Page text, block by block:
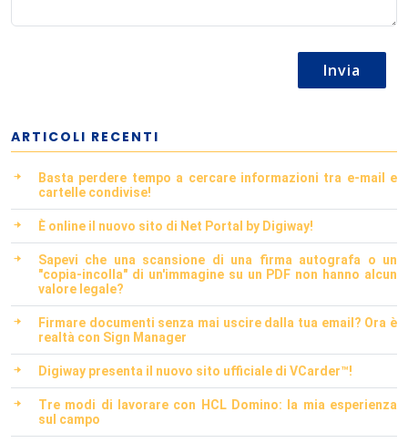
Invia
ARTICOLI RECENTI
Basta perdere tempo a cercare informazioni tra e-mail e
cartelle condivise!
È online il nuovo sito di Net Portal by Digiway!
Sapevi che una scansione di una firma autografa o un
"copia-incolla" di un'immagine su un PDF non hanno alcun
valore legale?
Firmare documenti senza mai uscire dalla tua email? Ora è
realtà con Sign Manager
Digiway presenta il nuovo sito ufficiale di VCarder™!
Tre modi di lavorare con HCL Domino: la mia esperienza
sul campo